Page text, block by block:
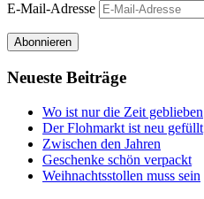
E-Mail-Adresse
Abonnieren
Neueste Beiträge
Wo ist nur die Zeit geblieben
Der Flohmarkt ist neu gefüllt
Zwischen den Jahren
Geschenke schön verpackt
Weihnachtsstollen muss sein